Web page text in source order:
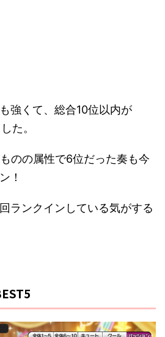
強くて、総合10位以内が
た。
のの属性で6位だった奏も今
！
ランクインしている気がする